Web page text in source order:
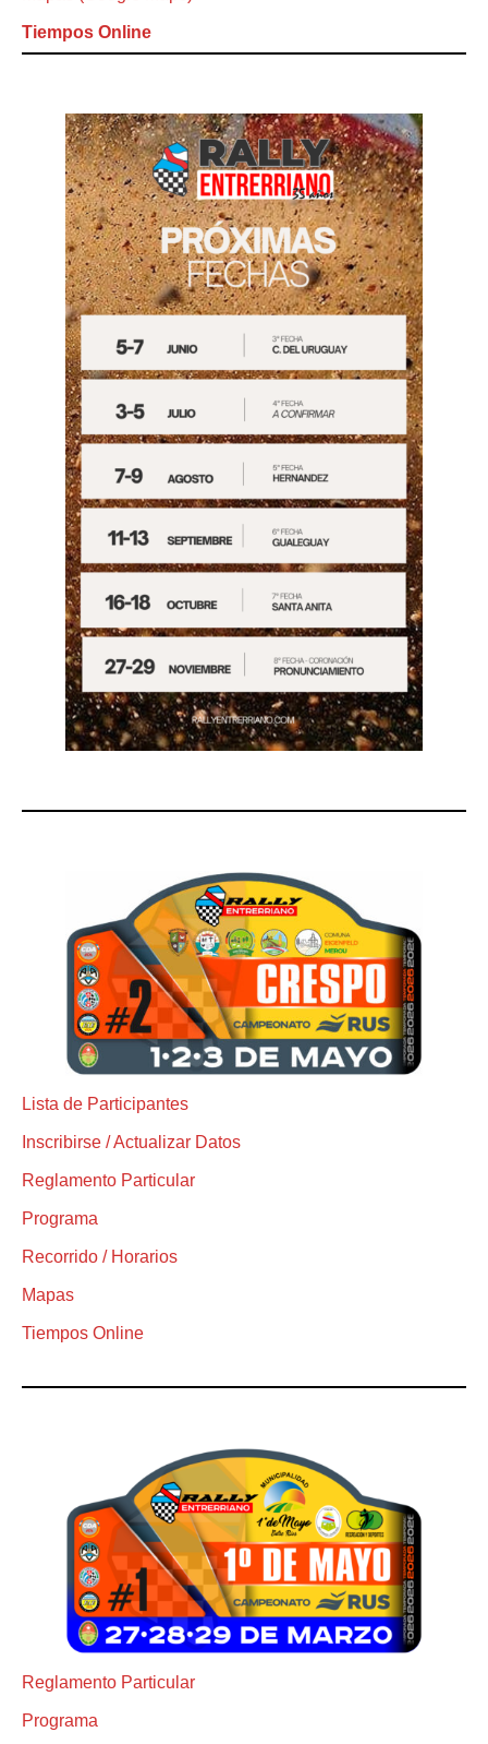
Tiempos Online
Lista de Participantes
Inscribirse / Actualizar Datos
Reglamento Particular
Programa
Recorrido / Horarios
Mapas
Tiempos Online
Reglamento Particular
Programa